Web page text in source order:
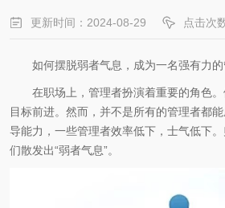
更新时间：2024-08-29 点击次
如何摆脱弱者气息，成为一名强有力的
在职场上，管理者扮演着重要的角色
目标前进。然而，并不是所有的管理者都
导能力，一些管理者效率低下，士气低下
们散发出“弱者气息”。